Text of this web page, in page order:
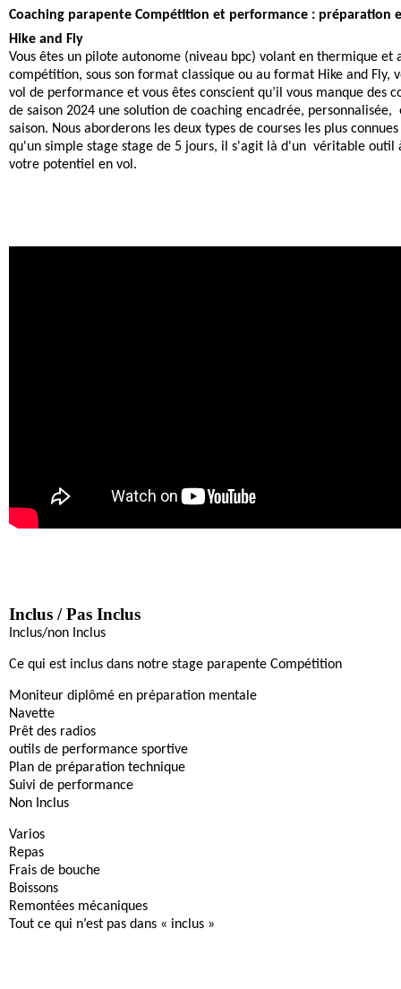
Coaching parapente Compétition et performance :
Hike and Fly
Vous êtes un pilote autonome (niveau bpc) volant en thermique et
compétition, sous son format classique ou au format Hike and Fly,
vol de performance et vous êtes conscient qu’il vous manque des
de saison 2024 une solution de coaching encadrée,
saison. Nous aborderons les deux types de courses les plus
qu'un simple stage stage de 5 jours, il s'agit là d'un véritable outil
votre potentiel en vol.
Inclus / Pas Inclus
Inclus/non Inclus
Ce qui est inclus dans notre stage parapente Compétition
Moniteur diplômé en préparation mentale
Navette
Prêt des radios
outils de performance sportive
Plan de préparation technique
Suivi de performance
Non Inclus
Varios
Repas
Frais de bouche
Boissons
Remontées mécaniques
Tout ce qui n’est pas dans « inclus »